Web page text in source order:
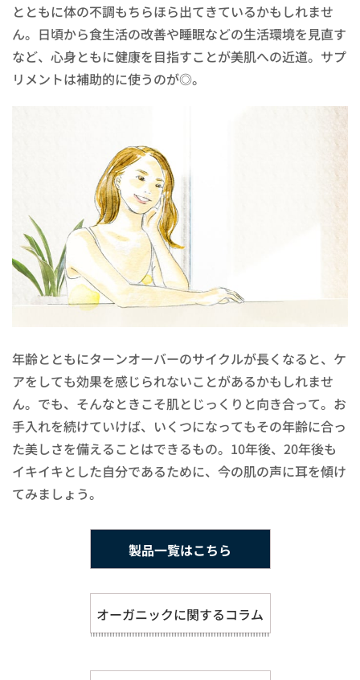
とともに体の不調もちらほら出てきているかもしれませ
ん。日頃から食生活の改善や睡眠などの生活環境を見直す
など、心身ともに健康を目指すことが美肌への近道。サプ
リメントは補助的に使うのが◎。
年齢とともにターンオーバーのサイクルが長くなると、ケ
アをしても効果を感じられないことがあるかもしれませ
ん。でも、そんなときこそ肌とじっくりと向き合って。お
手入れを続けていけば、いくつになってもその年齢に合っ
た美しさを備えることはできるもの。10年後、20年後も
イキイキとした自分であるために、今の肌の声に耳を傾け
てみましょう。
製品一覧はこちら
オーガニックに関するコラム